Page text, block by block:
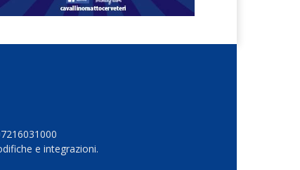
e integrazioni.